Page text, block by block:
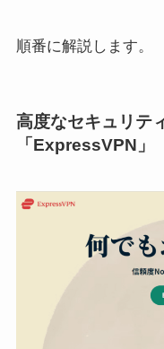
順番に解説します。
高度なセキュリテ
「ExpressVPN」